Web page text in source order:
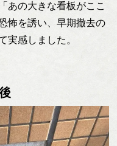
あの大きな看板がここ
怖を誘い、早期撤去の
実感しました。